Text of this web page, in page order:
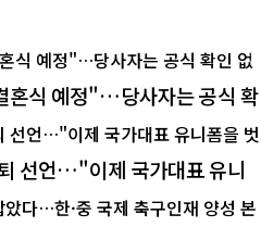
혼식 예정"…당사자는 공식 확
선언…"이제 국가대표 유니